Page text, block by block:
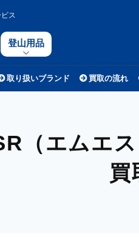
ス
登山用品
取り扱いブランド 買取の流れ
（エムエ
買